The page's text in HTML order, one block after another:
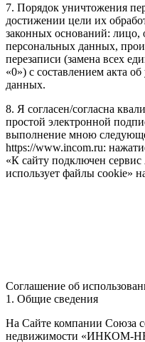
7. Порядок уничтожения
достижении цели их
законных оснований: лицо,
персональных данных,
перезаписи (замена всех
«0») с составлением акта
данных.
8. Я согласен/согласна
простой электронной
выполнение мною
https://www.incom.ru:
«К сайту подключен
использует файлы cookie»
Соглашение об
1. Общие сведения
На Сайте компании Союза
недвижимости «ИНКОМ-